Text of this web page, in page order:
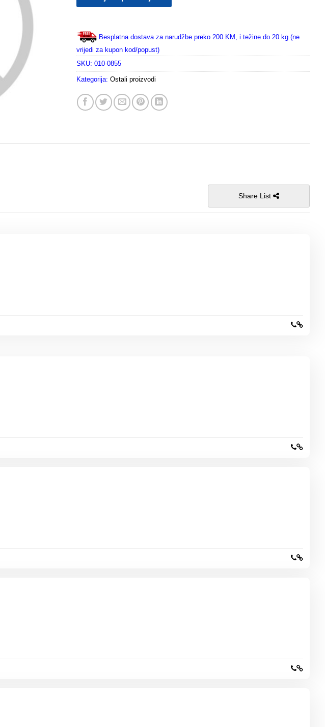
Besplatna dostava za narudžbe preko 200 KM, i težine do 20 kg.(ne
vrijedi za kupon kod/popust)
SKU: 010-0855
Kategorija: Ostali proizvodi
Share List